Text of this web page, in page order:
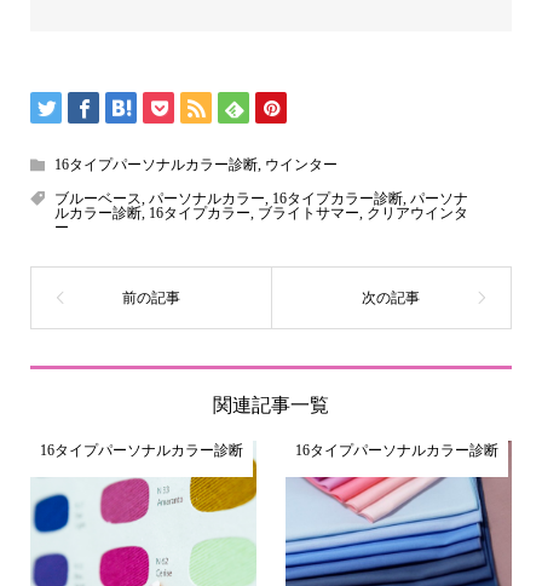
16タイプパーソナルカラー診断, ウインター
ブルーベース パーソナルカラー 16タイプカラー診断, パーソナ
ルカラー診断, 16タイプカラー ブライトサマー クリアウインタ
ー
関連記事一覧
16タイプパーソナルカラー診断 16タイプパーソナルカラー診断